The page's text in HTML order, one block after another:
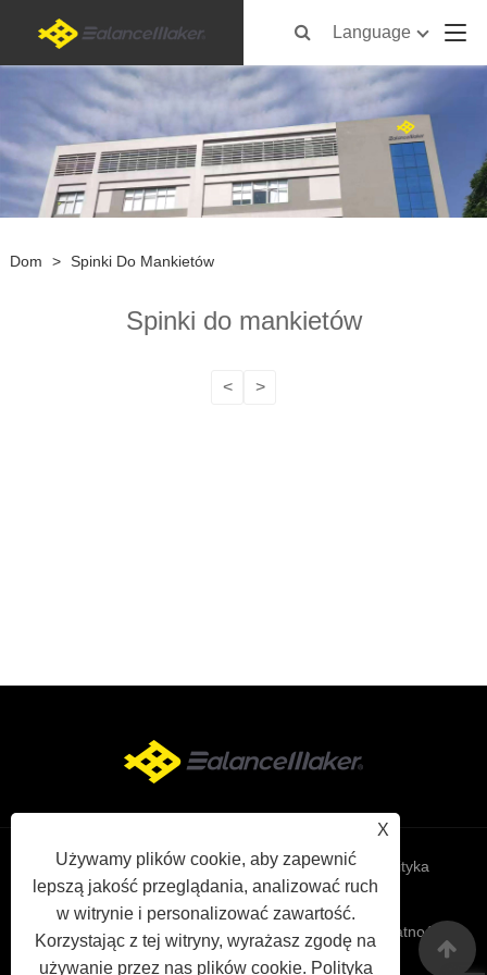
Language
Dom > Spinki Do Mankietów
Spinki do mankietów
< >
X
Używamy plików cookie, aby zapewnić
lepszą jakość przeglądania, analizować ruch
w witrynie i personalizować zawartość.
Korzystając z tej witryny, wyrażasz zgodę na
używanie przez nas plików cookie. Polityka
Links Sitemap RSS XML Polityka
prywatności